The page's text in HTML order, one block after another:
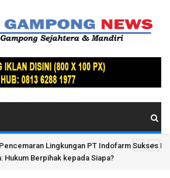
Lingkungan PT Indofarm Sukses
Hukum Berpihak kepada Siapa?